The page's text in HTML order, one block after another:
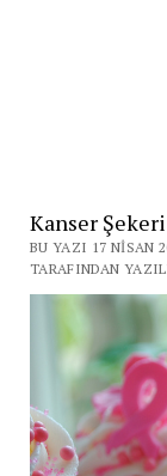
Kanser
BU YAZI 17 NISAN
TARAFINDAN